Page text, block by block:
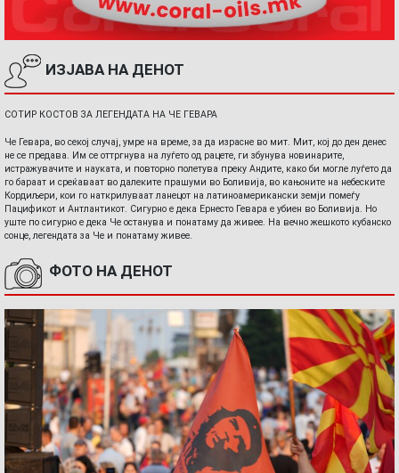
ИЗЈАВА НА ДЕНОТ
СОТИР КОСТОВ ЗА ЛЕГЕНДАТА НА ЧЕ ГЕВАРА
Че Гевара, во секој случај, умре на време, за да израсне во мит. Мит, кој до ден денес
не се предава. Им се оттргнува на луѓето од рацете, ги збунува новинарите,
истражувачите и науката, и повторно полетува преку Андите, како би могле луѓето да
го бараат и среќаваат во далеките прашуми во Боливија, во кањоните на небеските
Кордиљери, кои го наткрилуваат ланецот на латиноамерикански земји помеѓу
Пацификот и Антлантикот. Сигурно е дека Ернесто Гевара е убиен во Боливија. Но
уште по сигурно е дека Че останува и понатаму да живее. На вечно жешкото кубанско
сонце, легендата за Че и понатаму живее.
ФОТО НА ДЕНОТ